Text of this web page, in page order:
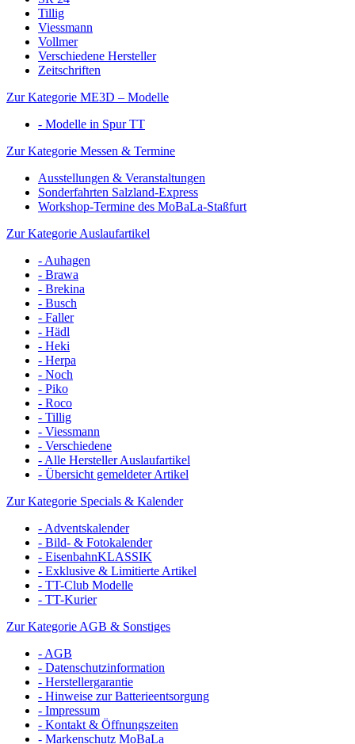
Tillig
Viessmann
Vollmer
Verschiedene Hersteller
Zeitschriften
Zur Kategorie ME3D – Modelle
- Modelle in Spur TT
Zur Kategorie Messen & Termine
Ausstellungen & Veranstaltungen
Sonderfahrten Salzland-Express
Workshop-Termine des MoBaLa-Staßfurt
Zur Kategorie Auslaufartikel
- Auhagen
- Brawa
- Brekina
- Busch
- Faller
- Hädl
- Heki
- Herpa
- Noch
- Piko
- Roco
- Tillig
- Viessmann
- Verschiedene
- Alle Hersteller Auslaufartikel
- Übersicht gemeldeter Artikel
Zur Kategorie Specials & Kalender
- Adventskalender
- Bild- & Fotokalender
- EisenbahnKLASSIK
- Exklusive & Limitierte Artikel
- TT-Club Modelle
- TT-Kurier
Zur Kategorie AGB & Sonstiges
- AGB
- Datenschutzinformation
- Herstellergarantie
- Hinweise zur Batterieentsorgung
- Impressum
- Kontakt & Öffnungszeiten
- Markenschutz MoBaLa